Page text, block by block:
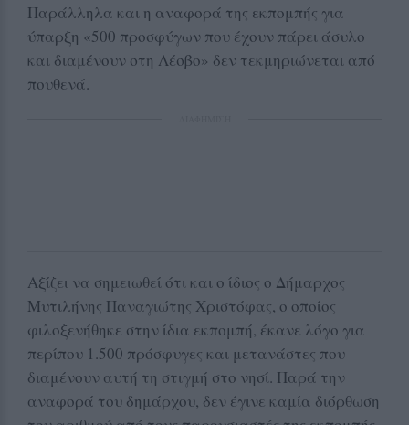
Παράλληλα και η αναφορά της εκπομπής για
ύπαρξη «500 προσφύγων που έχουν πάρει άσυλο
και διαμένουν στη Λέσβο» δεν τεκμηριώνεται από
πουθενά.
Αξίζει να σημειωθεί ότι και ο ίδιος ο Δήμαρχος
Μυτιλήνης Παναγιώτης Χριστόφας, ο οποίος
φιλοξενήθηκε στην ίδια εκπομπή, έκανε λόγο για
περίπου 1.500 πρόσφυγες και μετανάστες που
διαμένουν αυτή τη στιγμή στο νησί. Παρά την
αναφορά του δημάρχου, δεν έγινε καμία διόρθωση